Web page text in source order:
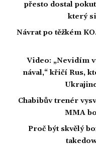
přesto dostal
který
Návrat po těžkém
Video: „Nevidím
nával,“ křičí Rus,
Chabibův trenér
MMA
Proč být skvělý